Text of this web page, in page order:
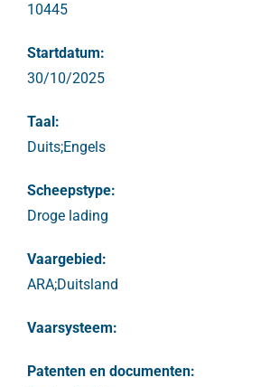
10445
Startdatum:
30/10/2025
Taal:
Duits;Engels
Scheepstype:
Droge lading
Vaargebied:
ARA;Duitsland
Vaarsysteem:
Patenten en documenten: